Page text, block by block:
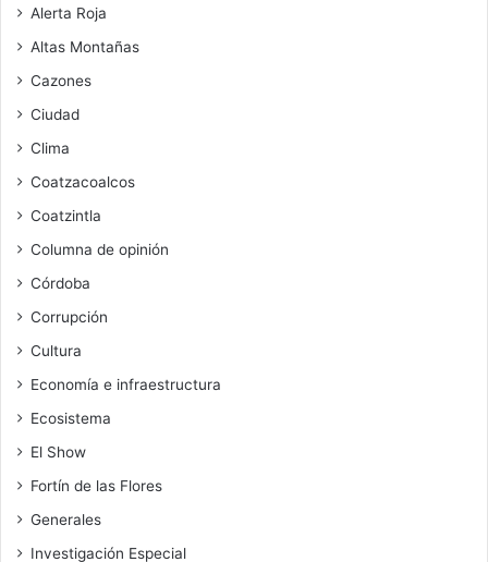
Alerta Roja
Altas Montañas
Cazones
Ciudad
Clima
Coatzacoalcos
Coatzintla
Columna de opinión
Córdoba
Corrupción
Cultura
Economía e infraestructura
Ecosistema
El Show
Fortín de las Flores
Generales
Investigación Especial